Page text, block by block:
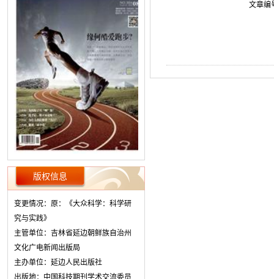
版权信息
变更情况：原：《大众科学：科学研
究与实践》
主管单位：吉林省延边朝鲜族自治州
文化广电新闻出版局
主办单位：延边人民出版社
出版地：中国科技期刊学术交流委员
文章编